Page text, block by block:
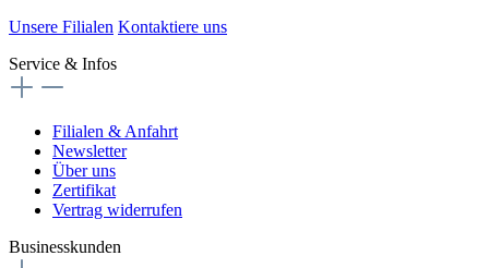
Unsere Filialen Kontaktiere uns
Service & Infos
Filialen & Anfahrt
Newsletter
Über uns
Zertifikat
Vertrag widerrufen
Businesskunden